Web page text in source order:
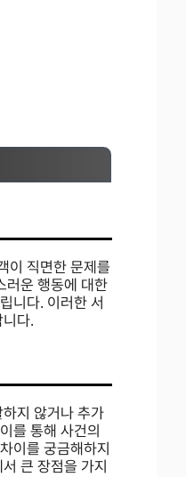
이 직면한 문제를
러운 행동에 대한
니다. 이러한 서
다.
지 않거나 추가
를 통해 사건의
이를 궁금해하지
큰 장점을 가지